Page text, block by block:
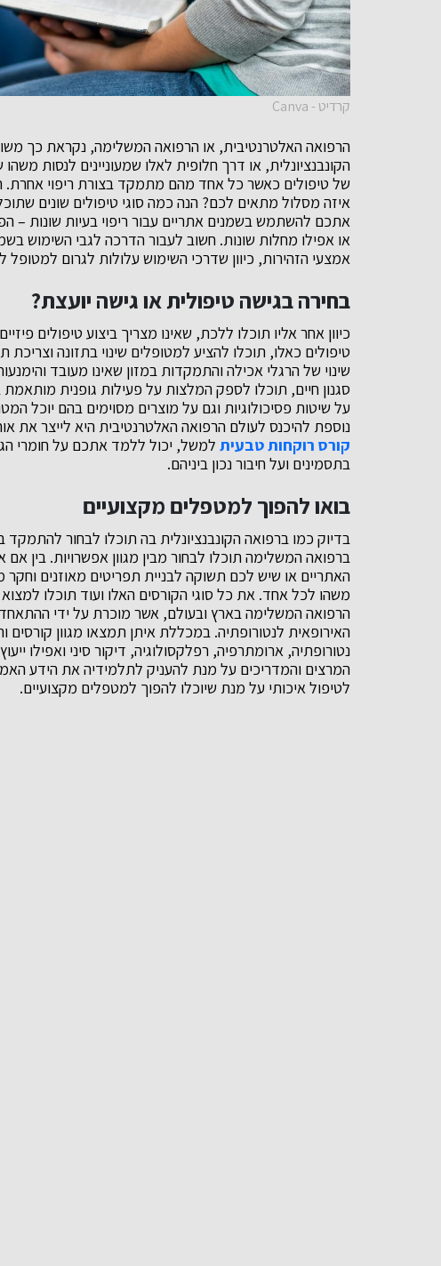
קרדיט - Canva
הרפואה האלטרנטיבית, או הרפואה המשלימה, נקראת כך
הקונבנציונלית, או דרך חלופית לאלו שמעוניינים לנסות
של טיפולים כאשר כל אחד מהם מתמקד בצורת ריפוי אחרת.
איזה מסלול מתאים לכם? הנה כמה סוגי טיפולים שונים
אתכם להשתמש בשמנים אתריים עבור ריפוי בעיות שונות –
או אפילו מחלות שונות. חשוב לעבור הדרכה לגבי השימוש
אמצעי הזהירות, כיוון שדרכי השימוש עלולות לגרום למטופל
בחירה בגישה טיפולית או גישה יועצת?
כיוון אחר אליו תוכלו ללכת, שאינו מצריך ביצוע טיפולים
טיפולים כאלו, תוכלו להציע למטופלים שינוי בתזונה
שינוי של הרגלי אכילה והתמקדות במזון שאינו מעובד
סגנון חיים, תוכלו לספק המלצות על פעילות גופנית
על שיטות פסיכולוגיות וגם על מוצרים מסוימים בהם יוכל
נוספת להיכנס לעולם הרפואה האלטרנטיבית היא לייצר את
קורס רוקחות טבעית למשל, יכול ללמד אתכם על חומרי
בתסמינים ועל חיבור נכון ביניהם.
בואו להפוך למטפלים מקצועיים
בדיוק כמו ברפואה הקונבנציונלית בה תוכלו לבחור
ברפואה המשלימה תוכלו לבחור מבין מגוון אפשרויות. בין
האתריים או שיש לכם תשוקה לבניית תפריטים מאוזנים
משהו לכל אחד. את כל סוגי הקורסים האלו ועוד תוכלו
הרפואה המשלימה בארץ ובעולם, אשר מוכרת על ידי
האירופאית לנטורופתיה. במכללת איתן תמצאו מגוון קורסים
נטורופתיה, ארומתרפיה, רפלקסולוגיה, דיקור סיני ואפילו
המרצים והמדריכים על מנת להעניק לתלמידיה את הידע
לטיפול איכותי על מנת שיוכלו להפוך למטפלים מקצועיים.